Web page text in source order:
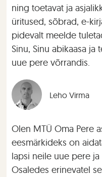
ning toetavat ja
üritused, sõbrad, e-
pidevalt meelde
Sinu, Sinu abikaasa ja
uue pere võrrandis.
Leho Virma
Olen MTÜ Oma Pere
eesmärkideks on
lapsi neile uue pere
Osaledes erinevatel